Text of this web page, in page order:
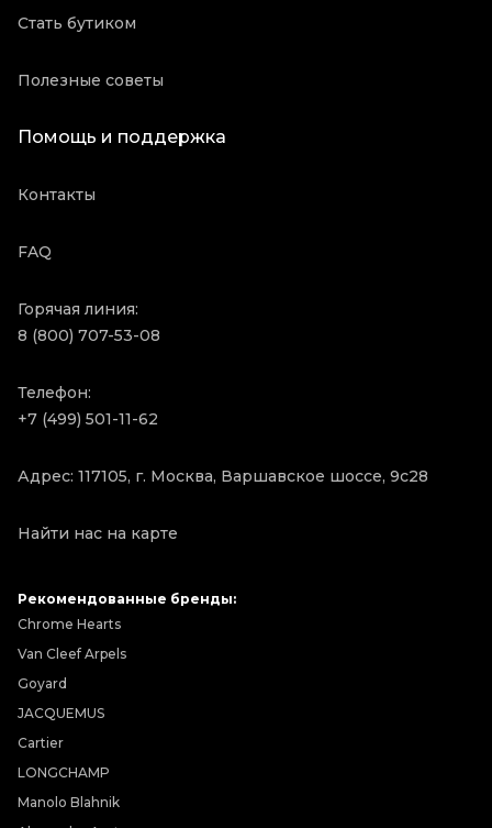
Стать бутиком
Полезные советы
Помощь и поддержка
Контакты
FAQ
Горячая линия:
8 (800) 707-53-08
Телефон:
+7 (499) 501-11-62
Адрес: 117105, г. Москва, Варшавское шоссе, 9с28
Найти нас на карте
Рекомендованные бренды:
Chrome Hearts
Van Cleef Arpels
Goyard
JACQUEMUS
Cartier
LONGCHAMP
Manolo Blahnik